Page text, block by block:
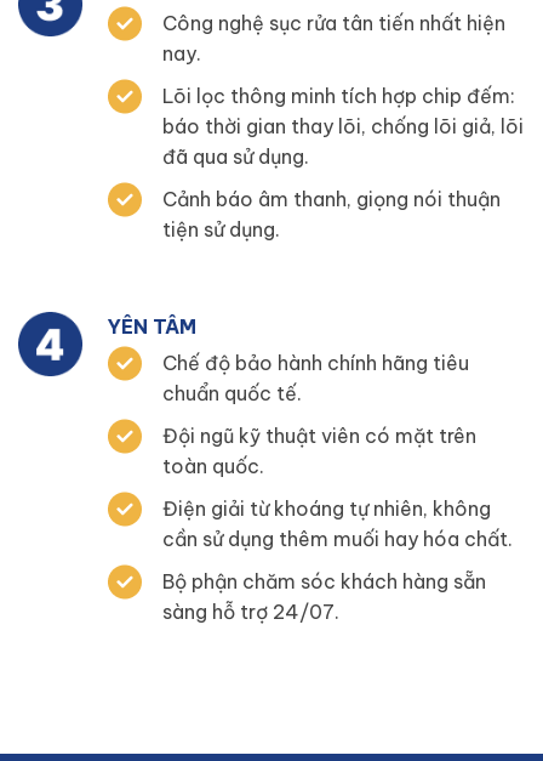
Công nghệ sục rửa tân tiến nhất hiện
nay.
Lõi lọc thông minh tích hợp chip đếm:
báo thời gian thay lõi, chống lõi giả, lõi
đã qua sử dụng.
Cảnh báo âm thanh, giọng nói thuận
tiện sử dụng.
YÊN TÂM
Chế độ bảo hành chính hãng tiêu
chuẩn quốc tế.
Đội ngũ kỹ thuật viên có mặt trên
toàn quốc.
Điện giải từ khoáng tự nhiên, không
cần sử dụng thêm muối hay hóa chất.
Bộ phận chăm sóc khách hàng sẵn
sàng hỗ trợ 24/07.